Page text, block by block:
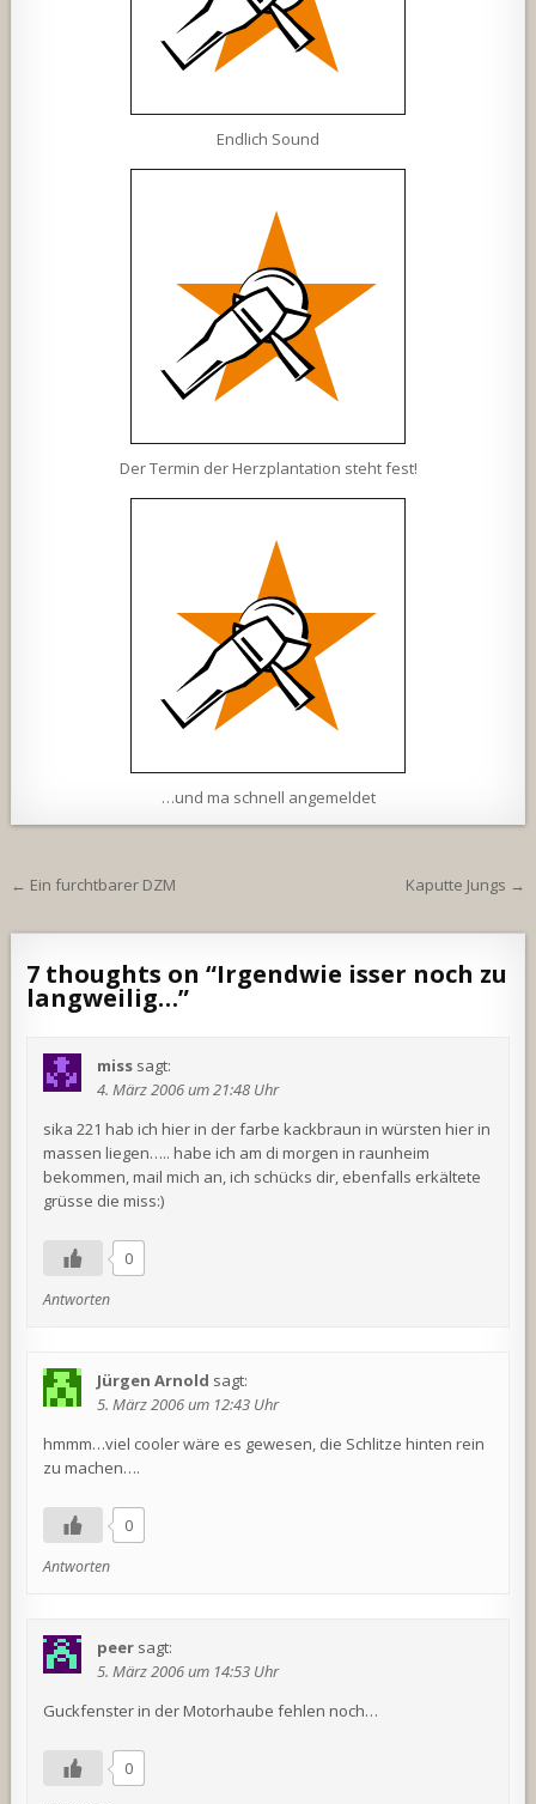
Endlich Sound
Der Termin der Herzplantation steht fest!
…und ma schnell angemeldet
Beitragsnavigation
← Ein furchtbarer DZM Kaputte Jungs →
7 thoughts on “Irgendwie isser noch zu
langweilig…”
miss sagt:
4. März 2006 um 21:48 Uhr
sika 221 hab ich hier in der farbe kackbraun in würsten hier in
massen liegen….. habe ich am di morgen in raunheim
bekommen, mail mich an, ich schücks dir, ebenfalls erkältete
grüsse die miss:)
0
Antworten
Jürgen Arnold sagt:
5. März 2006 um 12:43 Uhr
hmmm…viel cooler wäre es gewesen, die Schlitze hinten rein
zu machen….
0
Antworten
peer sagt:
5. März 2006 um 14:53 Uhr
Guckfenster in der Motorhaube fehlen noch…
0